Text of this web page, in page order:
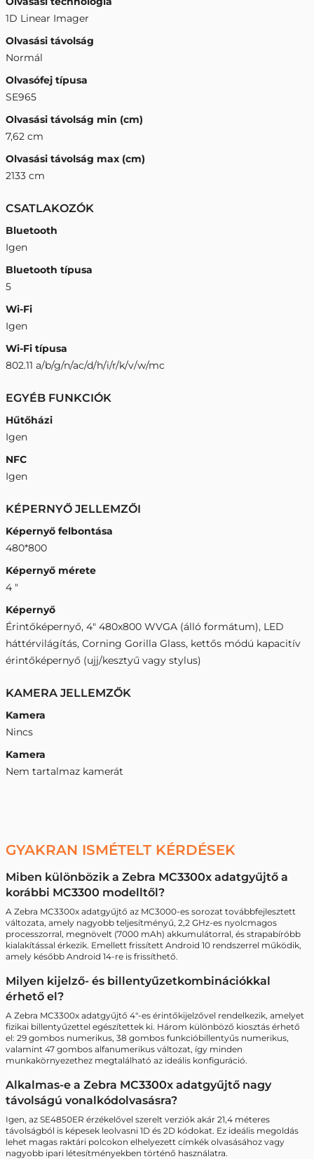
1D Linear Imager
Olvasási távolság
Normál
Olvasófej típusa
SE965
Olvasási távolság min (cm)
7,62 cm
Olvasási távolság max (cm)
2133 cm
CSATLAKOZÓK
Bluetooth
Igen
Bluetooth típusa
5
Wi-Fi
Igen
Wi-Fi típusa
802.11 a/b/g/n/ac/d/h/i/r/k/v/w/mc
EGYÉB FUNKCIÓK
Hűtőházi
Igen
NFC
Igen
KÉPERNYŐ JELLEMZŐI
Képernyő felbontása
480*800
Képernyő mérete
4 "
Képernyő
Érintőképernyő, 4" 480x800 WVGA (álló formátum), LED
háttérvilágítás, Corning Gorilla Glass, kettős módú kapacitív
érintőképernyő (ujj/kesztyű vagy stylus)
KAMERA JELLEMZŐK
Kamera
Nincs
Kamera
Nem tartalmaz kamerát
GYAKRAN ISMÉTELT KÉRDÉSEK
Miben különbözik a Zebra MC3300x adatgyűjtő a
korábbi MC3300 modelltől?
A Zebra MC3300x adatgyűjtő az MC3000-es sorozat továbbfejlesztett
változata, amely nagyobb teljesítményű, 2,2 GHz-es nyolcmagos
processzorral, megnövelt (7000 mAh) akkumulátorral, és strapabíróbb
kialakítással érkezik. Emellett frissített Android 10 rendszerrel működik,
amely később Android 14-re is frissíthető.
Milyen kijelző- és billentyűzetkombinációkkal
érhető el?
A Zebra MC3300x adatgyűjtő 4"-es érintőkijelzővel rendelkezik, amelyet
fizikai billentyűzettel egészítettek ki. Három különböző kiosztás érhető
el: 29 gombos numerikus, 38 gombos funkcióbillentyűs numerikus,
valamint 47 gombos alfanumerikus változat, így minden
munkakörnyezethez megtalálható az ideális konfiguráció.
Alkalmas-e a Zebra MC3300x adatgyűjtő nagy
távolságú vonalkódolvasásra?
Igen, az SE4850ER érzékelővel szerelt verziók akár 21,4 méteres
távolságból is képesek leolvasni 1D és 2D kódokat. Ez ideális megoldás
lehet magas raktári polcokon elhelyezett címkék olvasásához vagy
nagyobb ipari létesítményekben történő használatra.